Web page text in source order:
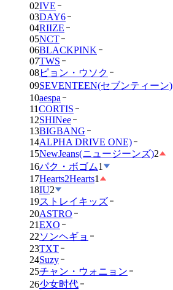
02IVE
03DAY6
04RIIZE
05NCT
06BLACKPINK
07TWS
08ピョン・ウソク
09SEVENTEEN(セブンティーン)
10aespa
11CORTIS
12SHINee
13BIGBANG
14ALPHA DRIVE ONE)
15NewJeans(ニュージーンズ)2
16パク・ボゴム1
17Hearts2Hearts1
18IU2
19ストレイキッズ
20ASTRO
21EXO
22ソンヘギョ
23TXT
24Suzy
25チャン・ウォニョン
26少女时代